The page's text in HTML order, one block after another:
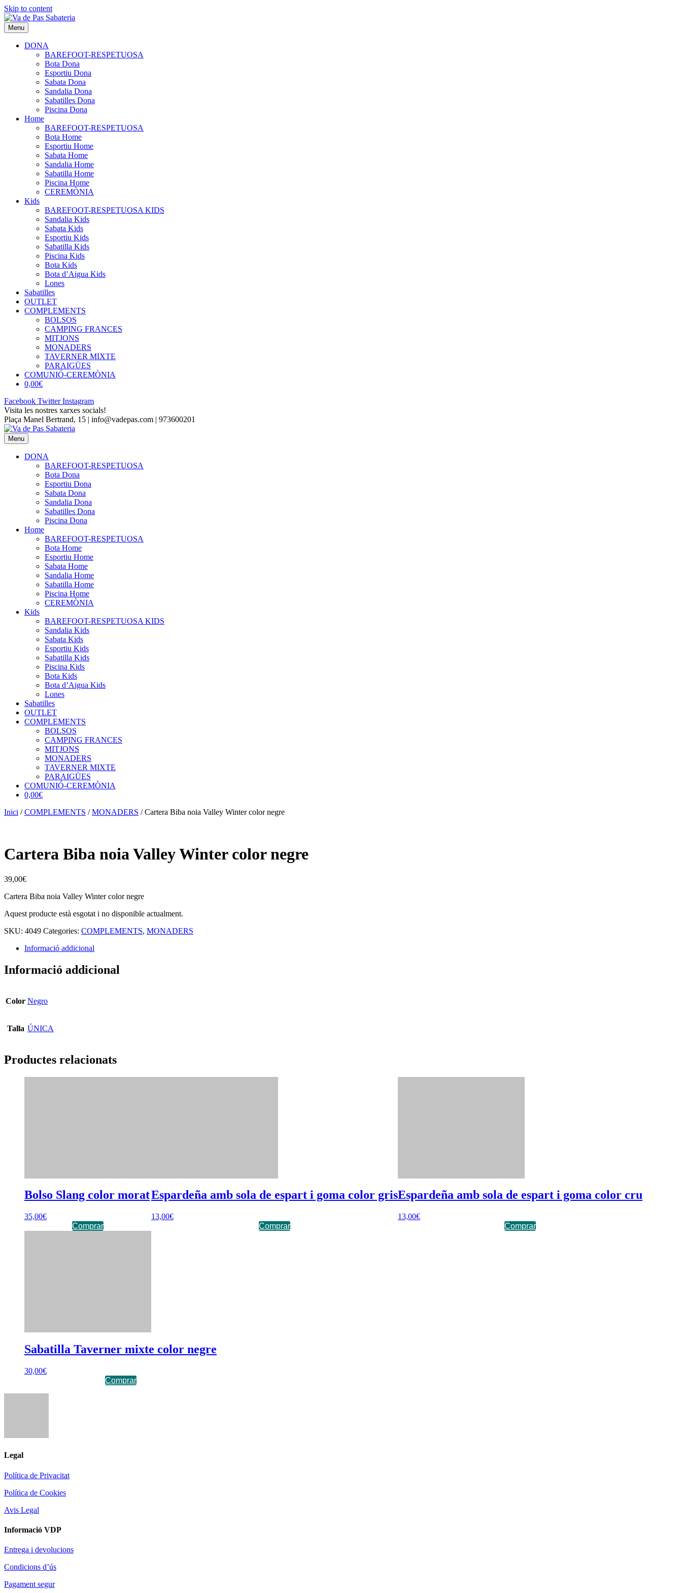
Skip to content
Menu
DONA
BAREFOOT-RESPETUOSA
Bota Dona
Esportiu Dona
Sabata Dona
Sandalia Dona
Sabatilles Dona
Piscina Dona
Home
BAREFOOT-RESPETUOSA
Bota Home
Esportiu Home
Sabata Home
Sandalia Home
Sabatilla Home
Piscina Home
CEREMÒNIA
Kids
BAREFOOT-RESPETUOSA KIDS
Sandalia Kids
Sabata Kids
Esportiu Kids
Sabatilla Kids
Piscina Kids
Bota Kids
Bota d’Aigua Kids
Lones
Sabatilles
OUTLET
COMPLEMENTS
BOLSOS
CAMPING FRANCES
MITJONS
MONADERS
TAVERNER MIXTE
PARAIGÜES
COMUNIÓ-CEREMÒNIA
0,00€
Facebook Twitter Instagram
Visita les nostres xarxes socials!
Plaça Manel Bertrand, 15 | info@vadepas.com | 973600201
Menu
DONA
BAREFOOT-RESPETUOSA
Bota Dona
Esportiu Dona
Sabata Dona
Sandalia Dona
Sabatilles Dona
Piscina Dona
Home
BAREFOOT-RESPETUOSA
Bota Home
Esportiu Home
Sabata Home
Sandalia Home
Sabatilla Home
Piscina Home
CEREMÒNIA
Kids
BAREFOOT-RESPETUOSA KIDS
Sandalia Kids
Sabata Kids
Esportiu Kids
Sabatilla Kids
Piscina Kids
Bota Kids
Bota d’Aigua Kids
Lones
Sabatilles
OUTLET
COMPLEMENTS
BOLSOS
CAMPING FRANCES
MITJONS
MONADERS
TAVERNER MIXTE
PARAIGÜES
COMUNIÓ-CEREMÒNIA
0,00€
Inici /COMPLEMENTS /MONADERS / Cartera Biba noia Valley Winter color negre
Cartera Biba noia Valley Winter color negre
39,00€
Cartera Biba noia Valley Winter color negre
Aquest producte està esgotat i no disponible actualment.
SKU: 4049 Categories: COMPLEMENTS, MONADERS
Informació addicional
Informació addicional
Color Negro
Talla ÚNICA
Productes relacionats
Bolso Slang color morat
35,00€
Comprar
Espardeña amb sola de espart i goma color gris
13,00€
Comprar
Espardeña amb sola de espart i goma color cru
13,00€
Comprar
Sabatilla Taverner mixte color negre
30,00€
Comprar
Legal
Política de Privacitat
Política de Cookies
Avis Legal
Informació VDP
Entrega i devolucions
Condicions d’ús
Pagament segur